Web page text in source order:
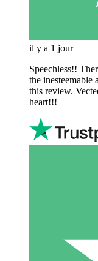
il y a 1 jour
Speechless!!
the inesteemable
this review.
heart!!!